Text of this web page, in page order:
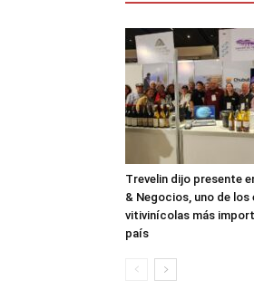
Trevelin dijo presente
& Negocios, uno de
vitivinícolas más
país